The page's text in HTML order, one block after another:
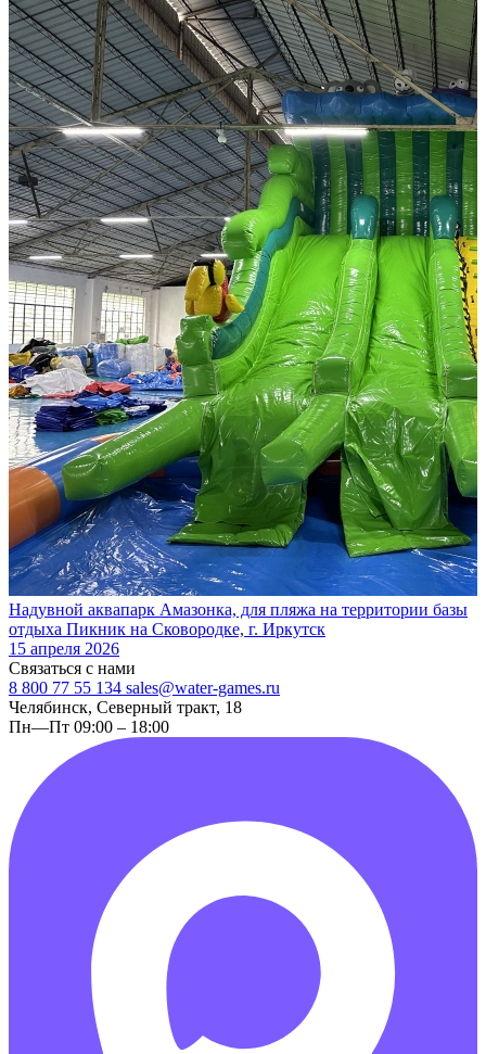
Надувной аквапарк Амазонка, для пляжа на территории базы
отдыха Пикник на Сковородке, г. Иркутск
15 апреля 2026
Связаться с нами
8 800 77 55 134 sales@water-games.ru
Челябинск, Северный тракт, 18
Пн—Пт 09:00 – 18:00